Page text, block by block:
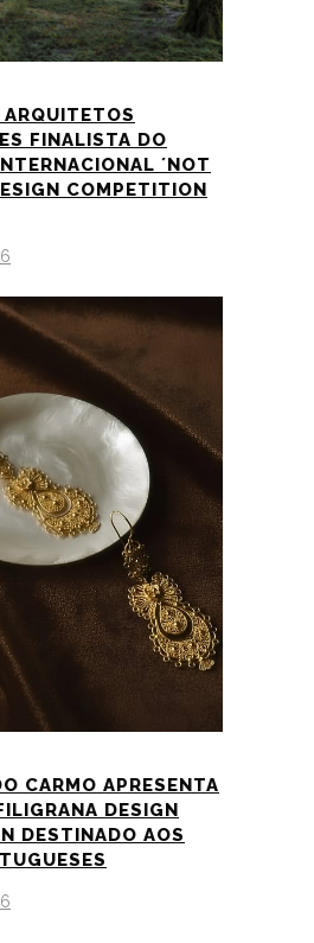
FINALISTA DO
´NOT
COMPETITION
CARMO APRESENTA
DESIGN
DESTINADO AOS